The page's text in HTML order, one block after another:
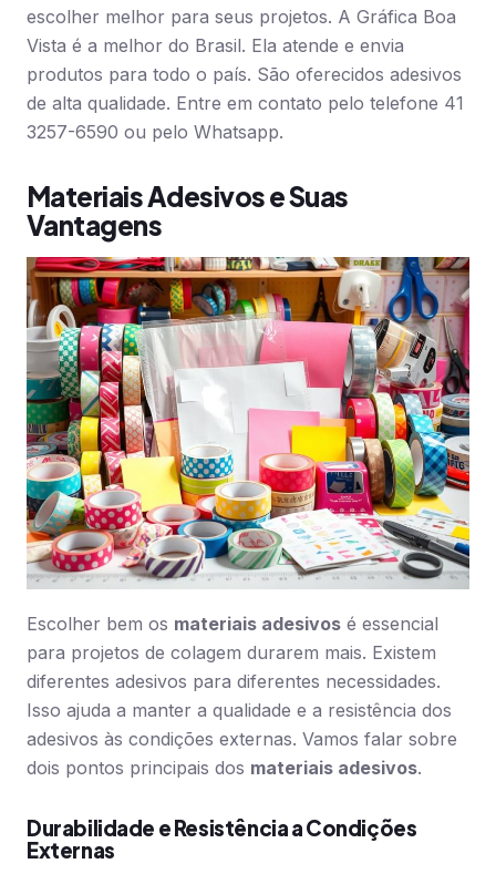
escolher melhor para seus projetos. A Gráfica Boa
Vista é a melhor do Brasil. Ela atende e envia
produtos para todo o país. São oferecidos adesivos
de alta qualidade. Entre em contato pelo telefone 41
3257-6590 ou pelo Whatsapp.
Materiais Adesivos e Suas
Vantagens
Escolher bem os materiais adesivos é essencial
para projetos de colagem durarem mais. Existem
diferentes adesivos para diferentes necessidades.
Isso ajuda a manter a qualidade e a resistência dos
adesivos às condições externas. Vamos falar sobre
dois pontos principais dos materiais adesivos.
Durabilidade e Resistência a Condições
Externas